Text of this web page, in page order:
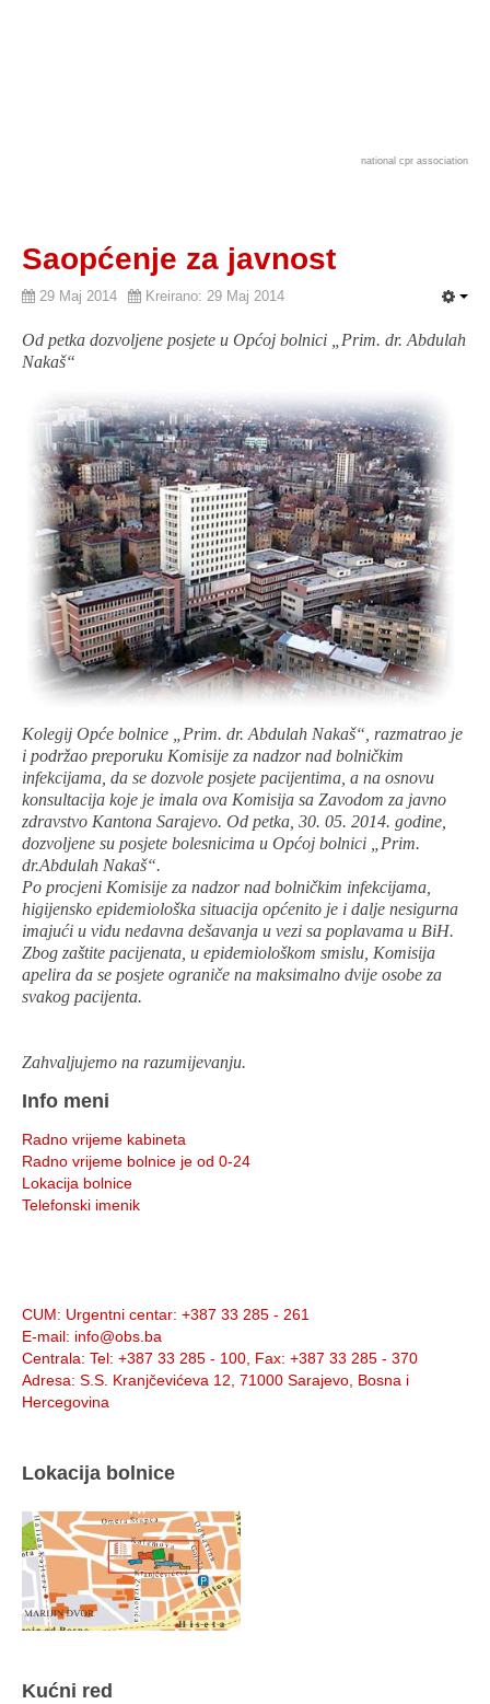
national cpr association
Saopćenje za javnost
29 Maj 2014 Kreirano: 29 Maj 2014
Od petka dozvoljene posjete u Općoj bolnici „Prim. dr. Abdulah
Nakaš“
Kolegij Opće bolnice „Prim. dr. Abdulah Nakaš“, razmatrao je
i podržao preporuku Komisije za nadzor nad bolničkim
infekcijama, da se dozvole posjete pacijentima, a na osnovu
konsultacija koje je imala ova Komisija sa Zavodom za javno
zdravstvo Kantona Sarajevo. Od petka, 30. 05. 2014. godine,
dozvoljene su posjete bolesnicima u Općoj bolnici „Prim.
dr.Abdulah Nakaš“.
Po procjeni Komisije za nadzor nad bolničkim infekcijama,
higijensko epidemiološka situacija općenito je i dalje nesigurna
imajući u vidu nedavna dešavanja u vezi sa poplavama u BiH.
Zbog zaštite pacijenata, u epidemiološkom smislu, Komisija
apelira da se posjete ograniče na maksimalno dvije osobe za
svakog pacijenta.
Zahvaljujemo na razumijevanju.
Info meni
Radno vrijeme kabineta
Radno vrijeme bolnice je od 0-24
Lokacija bolnice
Telefonski imenik
CUM: Urgentni centar: +387 33 285 - 261
E-mail: info@obs.ba
Centrala: Tel: +387 33 285 - 100, Fax: +387 33 285 - 370
Adresa: S.S. Kranjčevićeva 12, 71000 Sarajevo, Bosna i
Hercegovina
Lokacija bolnice
Kućni red